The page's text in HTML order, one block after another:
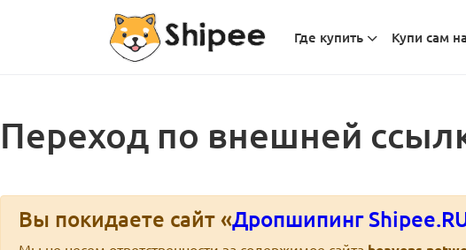
Где купить Купи сам
Переход по внешней
Вы покидаете сайт «Дропшипинг